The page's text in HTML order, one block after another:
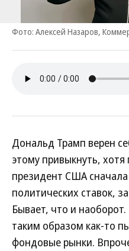
Фото: Алексей Назаров,
Дональд Трамп верен
этому привыкнуть, хотя
президент США
политических ставок,
Бывает, что и
таким образом как-то
фондовые рынки.